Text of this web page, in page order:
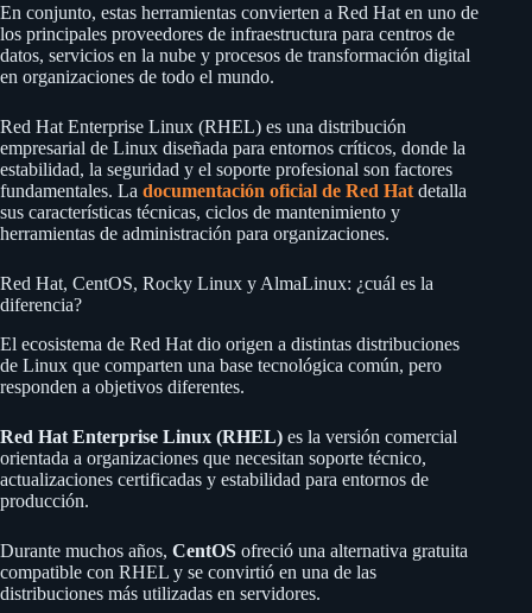
En conjunto, estas herramientas convierten a Red Hat en uno de
los principales proveedores de infraestructura para centros de
datos, servicios en la nube y procesos de transformación digital
en organizaciones de todo el mundo.
Red Hat Enterprise Linux (RHEL) es una distribución
empresarial de Linux diseñada para entornos críticos, donde la
estabilidad, la seguridad y el soporte profesional son factores
fundamentales. La documentación oficial de Red Hat detalla
sus características técnicas, ciclos de mantenimiento y
herramientas de administración para organizaciones.
Red Hat, CentOS, Rocky Linux y AlmaLinux: ¿cuál es la
diferencia?
El ecosistema de Red Hat dio origen a distintas distribuciones
de Linux que comparten una base tecnológica común, pero
responden a objetivos diferentes.
Red Hat Enterprise Linux (RHEL) es la versión comercial
orientada a organizaciones que necesitan soporte técnico,
actualizaciones certificadas y estabilidad para entornos de
producción.
Durante muchos años, CentOS ofreció una alternativa gratuita
compatible con RHEL y se convirtió en una de las
distribuciones más utilizadas en servidores.